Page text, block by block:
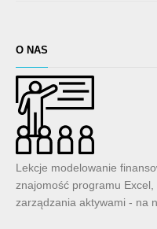
O NAS
Lekcje modelowanie
znajomość programu
zarządzania aktywami - na